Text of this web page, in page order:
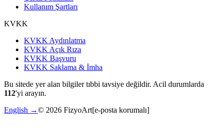
Kullanım Şartları
KVKK
KVKK Aydınlatma
KVKK Açık Rıza
KVKK Başvuru
KVKK Saklama & İmha
Bu sitede yer alan bilgiler tıbbi tavsiye değildir. Acil durumlarda
112'yi arayın.
English →© 2026 FizyoArt[e-posta korumalı]